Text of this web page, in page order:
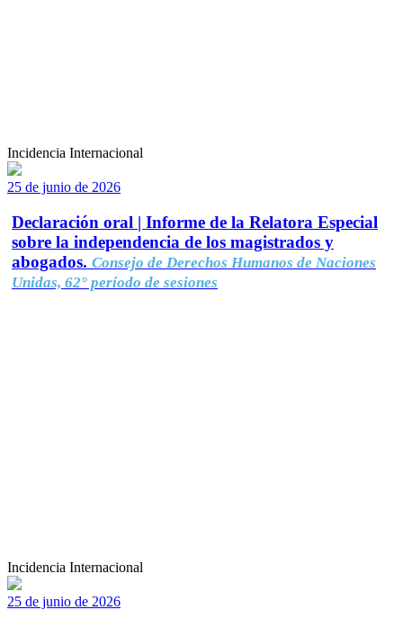
Incidencia Internacional
25 de junio de 2026
Declaración oral | Informe de la Relatora Especial
sobre la independencia de los magistrados y
abogados. Consejo de Derechos Humanos de Naciones
Unidas, 62° período de sesiones
Incidencia Internacional
25 de junio de 2026